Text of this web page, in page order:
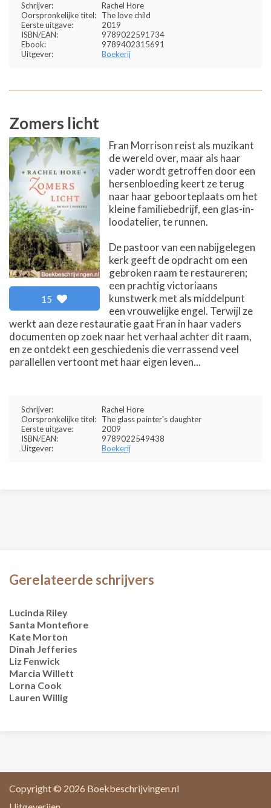
Schrijver:
Rachel Hore
Oorspronkelijke titel:
The love child
Eerste uitgave:
2019
ISBN/EAN:
9789022591734
Ebook:
9789402315691
Uitgever:
Boekerij
Zomers licht
15
Fran Morrison reist als muzikant
de wereld over, maar als haar
vader wordt getroffen door een
hersenbloeding keert ze terug
naar haar geboorteplaats om het
kleine familiebedrijf, een glas-in-
loodatelier, te runnen.
De pastoor van een nabijgelegen
kerk geeft de opdracht om een
gebroken raam te restaureren;
een prachtig victoriaans
kunstwerk met als middelpunt
een vrouwelijke engel. Terwijl ze
werkt aan deze restauratie gaat Fran in haar vaders
documenten op zoek naar het verhaal achter dit raam,
en ze ontdekt een geschiedenis die verrassend veel
parallellen vertoont met haar eigen leven...
Schrijver:
Rachel Hore
Oorspronkelijke titel:
The glass painter's daughter
Eerste uitgave:
2009
ISBN/EAN:
9789022549438
Uitgever:
Boekerij
Gerelateerde schrijvers
Lucinda Riley
Santa Montefiore
Kate Morton
Dinah Jefferies
Liz Fenwick
Marcia Willett
Lorna Cook
Lauren Willig
Copyright © 2026 Boekbeschrijvingen.nl